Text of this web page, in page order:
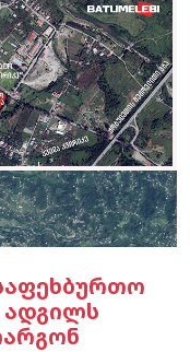
ადგილს